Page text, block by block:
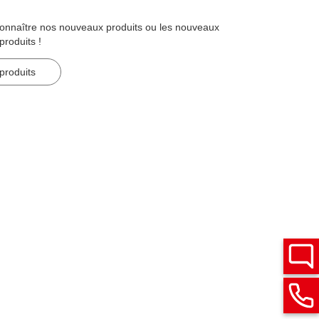
nos nouveaux produits ou les nouveaux
!